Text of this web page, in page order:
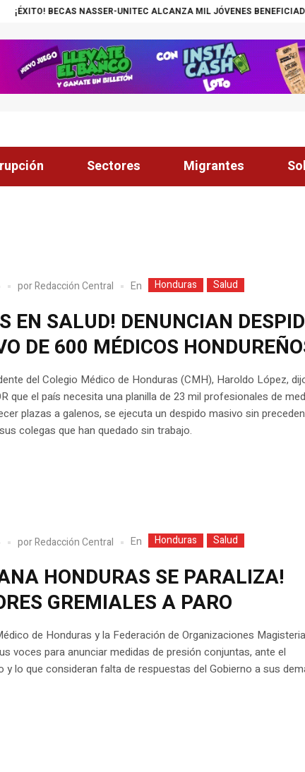
UNITEC ALCANZA MIL JÓVENES BENEFICIADOS ¡INSÓLITO!
Sectores Migrantes
porRedacción Central En Honduras Salud
EN SALUD! DENUNCIAN
DE 600 MÉDICOS
del Colegio Médico de Honduras (CMH), Haroldo López,
que el país necesita una planilla de 23 mil profesionales de
plazas a galenos, se ejecuta un despido masivo sin
colegas que han quedado sin trabajo.
porRedacción Central En Honduras Salud
HONDURAS SE PARALIZA!
GREMIALES A PARO
de Honduras y la Federación de Organizaciones
voces para anunciar medidas de presión conjuntas, ante el
y lo que consideran falta de respuestas del Gobierno a sus